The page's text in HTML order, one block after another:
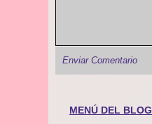
MENÚ DEL BLOG